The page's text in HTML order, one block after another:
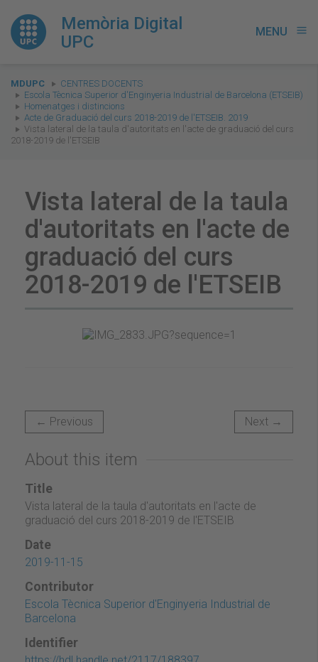
Memòria Digital
UPC
MENU menu
You
are
here:
MDUPC
CENTRES DOCENTS
Escola Tècnica Superior d'Enginyeria Industrial de Barcelona (ETSEIB)
Homenatges i distincions
Acte de Graduació del curs 2018-2019 de l'ETSEIB. 2019
Vista lateral de la taula d'autoritats en l'acte de graduació del curs
2018-2019 de l'ETSEIB
Vista lateral de la taula
d'autoritats en l'acte de
graduació del curs
2018-2019 de l'ETSEIB
← Previous Next →
About this item
Title
Vista lateral de la taula d'autoritats en l'acte de
graduació del curs 2018-2019 de l'ETSEIB
Date
2019-11-15
Contributor
Escola Tècnica Superior d'Enginyeria Industrial de
Barcelona
Identifier